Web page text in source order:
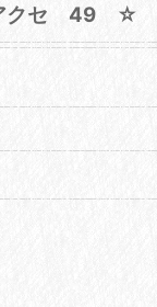
クセ 49 ☆